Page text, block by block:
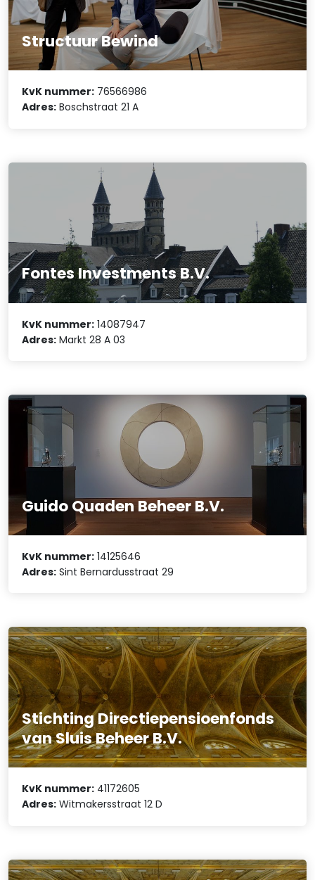
Structuur Bewind
KvK nummer: 76566986
Adres: Boschstraat 21 A
Fontes Investments B.V.
KvK nummer: 14087947
Adres: Markt 28 A 03
Guido Quaden Beheer B.V.
KvK nummer: 14125646
Adres: Sint Bernardusstraat 29
Stichting Directiepensioenfonds
van Sluis Beheer B.V.
KvK nummer: 41172605
Adres: Witmakersstraat 12 D